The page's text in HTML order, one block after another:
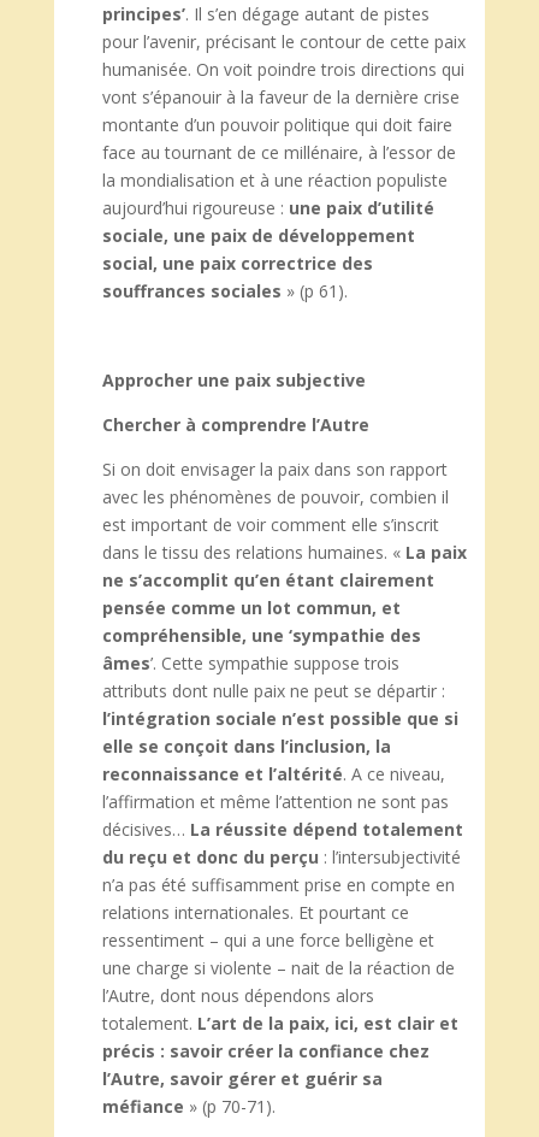
principes’. Il s’en dégage autant de pistes
pour l’avenir, précisant le contour de cette paix
humanisée. On voit poindre trois directions qui
vont s’épanouir à la faveur de la dernière crise
montante d’un pouvoir politique qui doit faire
face au tournant de ce millénaire, à l’essor de
la mondialisation et à une réaction populiste
aujourd’hui rigoureuse : une paix d’utilité
sociale, une paix de développement
social, une paix correctrice des
souffrances sociales » (p 61).
Approcher une paix subjective
Chercher à comprendre l’Autre
Si on doit envisager la paix dans son rapport
avec les phénomènes de pouvoir, combien il
est important de voir comment elle s’inscrit
dans le tissu des relations humaines. « La paix
ne s’accomplit qu’en étant clairement
pensée comme un lot commun, et
compréhensible, une ‘sympathie des
âmes’. Cette sympathie suppose trois
attributs dont nulle paix ne peut se départir :
l’intégration sociale n’est possible que si
elle se conçoit dans l’inclusion, la
reconnaissance et l’altérité. A ce niveau,
l’affirmation et même l’attention ne sont pas
décisives… La réussite dépend totalement
du reçu et donc du perçu : l’intersubjectivité
n’a pas été suffisamment prise en compte en
relations internationales. Et pourtant ce
ressentiment – qui a une force belligène et
une charge si violente – nait de la réaction de
l’Autre, dont nous dépendons alors
totalement. L’art de la paix, ici, est clair et
précis : savoir créer la confiance chez
l’Autre, savoir gérer et guérir sa
méfiance » (p 70-71).